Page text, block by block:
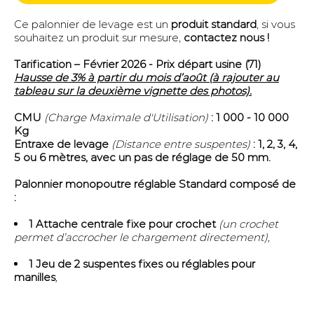
Ce palonnier de levage est un produit standard, si vous
souhaitez un produit sur mesure, contactez nous !
Tarification – Février 2026 - Prix départ usine (71)
Hausse de 3% à partir du mois d’août (à rajouter au
tableau sur la deuxième vignette des photos).
CMU (Charge Maximale d'Utilisation) : 1 000 - 10 000
Kg
Entraxe de levage (Distance entre suspentes) : 1, 2, 3, 4,
5 ou 6 mètres, avec un pas de réglage de 50 mm.
Palonnier monopoutre réglable Standard composé de
:
1 Attache centrale fixe pour crochet (un crochet
permet d’accrocher le chargement directement),
1 Jeu de 2 suspentes fixes ou réglables pour
manilles,